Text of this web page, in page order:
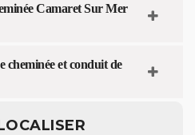
Camaret Sur Mer
et conduit de